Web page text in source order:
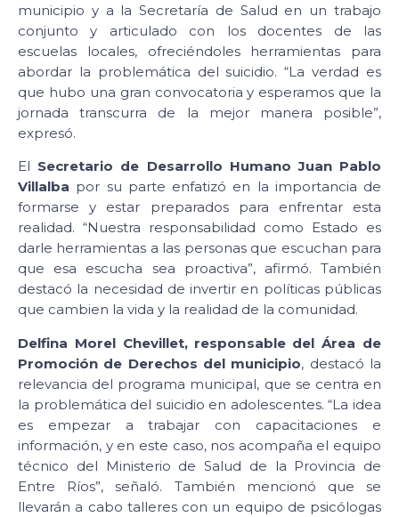
municipio y a la Secretaría de Salud en un trabajo
conjunto y articulado con los docentes de las
escuelas locales, ofreciéndoles herramientas para
abordar la problemática del suicidio. “La verdad es
que hubo una gran convocatoria y esperamos que la
jornada transcurra de la mejor manera posible”,
expresó.
El Secretario de Desarrollo Humano Juan Pablo
Villalba por su parte enfatizó en la importancia de
formarse y estar preparados para enfrentar esta
realidad. “Nuestra responsabilidad como Estado es
darle herramientas a las personas que escuchan para
que esa escucha sea proactiva”, afirmó. También
destacó la necesidad de invertir en políticas públicas
que cambien la vida y la realidad de la comunidad.
Delfina Morel Chevillet, responsable del Área de
Promoción de Derechos del municipio, destacó la
relevancia del programa municipal, que se centra en
la problemática del suicidio en adolescentes. “La idea
es empezar a trabajar con capacitaciones e
información, y en este caso, nos acompaña el equipo
técnico del Ministerio de Salud de la Provincia de
Entre Ríos”, señaló. También mencionó que se
llevarán a cabo talleres con un equipo de psicólogas